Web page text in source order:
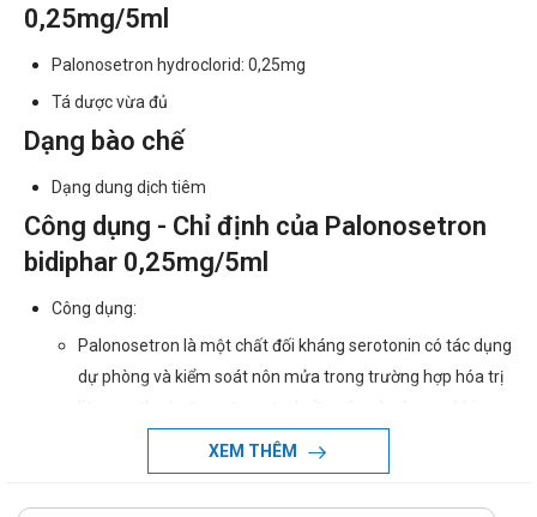
0,25mg/5ml
Palonosetron hydroclorid: 0,25mg
Tá dược vừa đủ
Dạng bào chế
Dạng dung dịch tiêm
Công dụng - Chỉ định của Palonosetron
bidiphar 0,25mg/5ml
Công dụng:
Palonosetron là một chất đối kháng serotonin có tác dụng
dự phòng và kiểm soát nôn mửa trong trường hợp hóa trị
liệu ung thư hoặc ngăn ngừa buồn nôn và nôn sau khi
phẫu thuật. Palonosetron là chất đối kháng thụ thể
serotonin 5-HT3 với độ đặc hiệu và chọn lọc cao. Các thụ
XEM THÊM